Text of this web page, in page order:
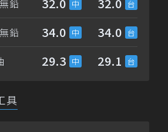
鉛 32.0 32.0
鉛 34.0 34.0
29.3 29.1
具